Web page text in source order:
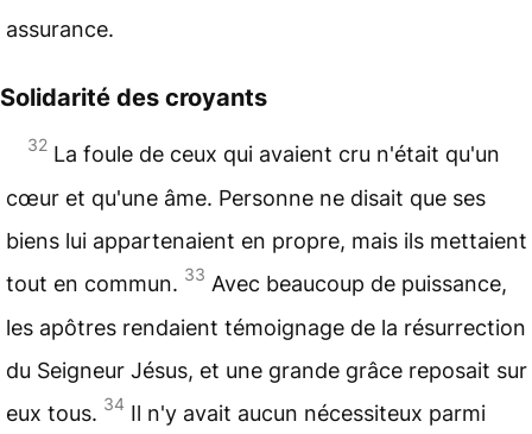
assurance.
Solidarité des croyants
32 La foule de ceux qui avaient cru n'était qu'un
cœur et qu'une âme. Personne ne disait que ses
biens lui appartenaient en propre, mais ils mettaient
tout en commun. 33 Avec beaucoup de puissance,
les apôtres rendaient témoignage de la résurrection
du Seigneur Jésus, et une grande grâce reposait sur
eux tous. 34 Il n'y avait aucun nécessiteux parmi